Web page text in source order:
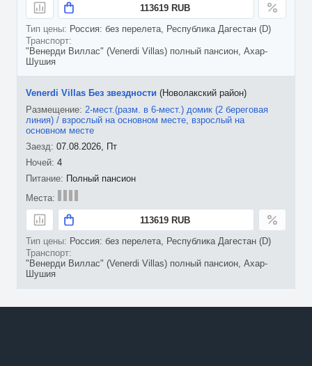
113619 RUB
Россия: без перелета, Республика Дагестан (D)
"Венерди Виллас" (Venerdi Villas) полный пансион, Ахар-
Шушия
07.08.2026, Пт
4
Venerdi Villas Без звездности (Новолакский район)
2-мест.(разм. в 6-мест.) домик (2 береговая
линия) / взрослый на основном месте, взрослый на
основном месте
Полный пансион
113619 RUB
Россия: без перелета, Республика Дагестан (D)
"Венерди Виллас" (Venerdi Villas) полный пансион, Ахар-
Шушия